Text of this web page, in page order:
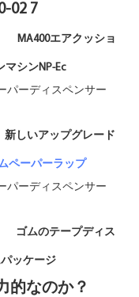
エアクッショ
ンNP-Ec
アップグレード
ペーパーラップ
のテープディス
ケージ
的なのか？